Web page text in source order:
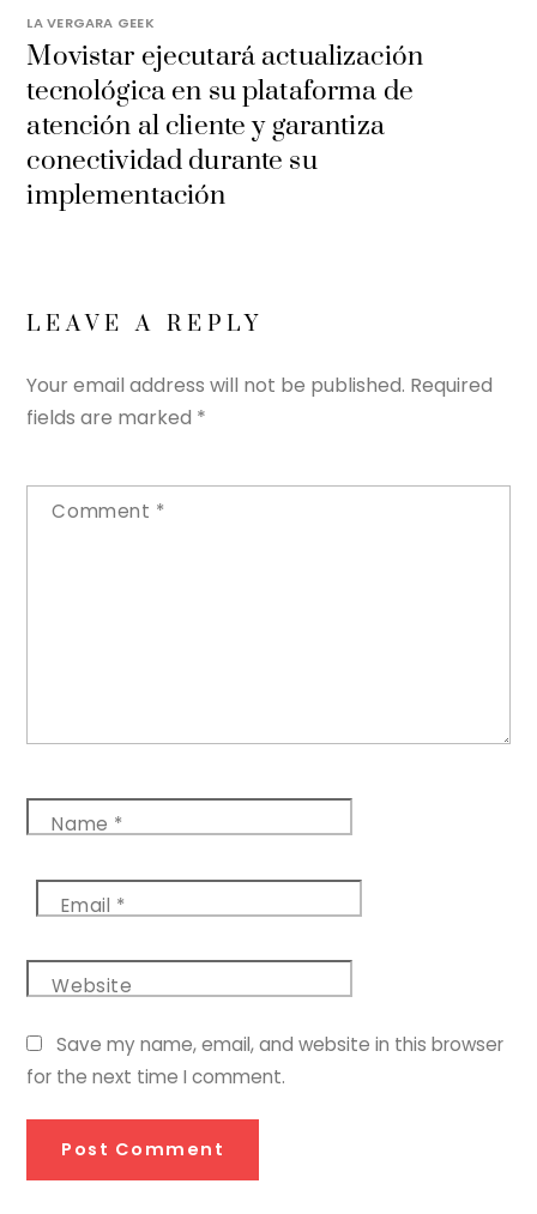
LA VERGARA GEEK
Movistar ejecutará actualización
tecnológica en su plataforma de
atención al cliente y garantiza
conectividad durante su
implementación
LEAVE A REPLY
Your email address will not be published. Required
fields are marked *
Comment *
Name *
Email *
Website
Save my name, email, and website in this browser
for the next time I comment.